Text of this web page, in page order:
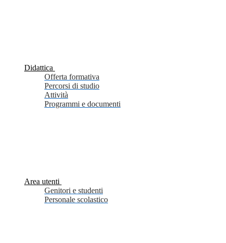
Didattica
Offerta formativa
Percorsi di studio
Attività
Programmi e documenti
Area utenti
Genitori e studenti
Personale scolastico